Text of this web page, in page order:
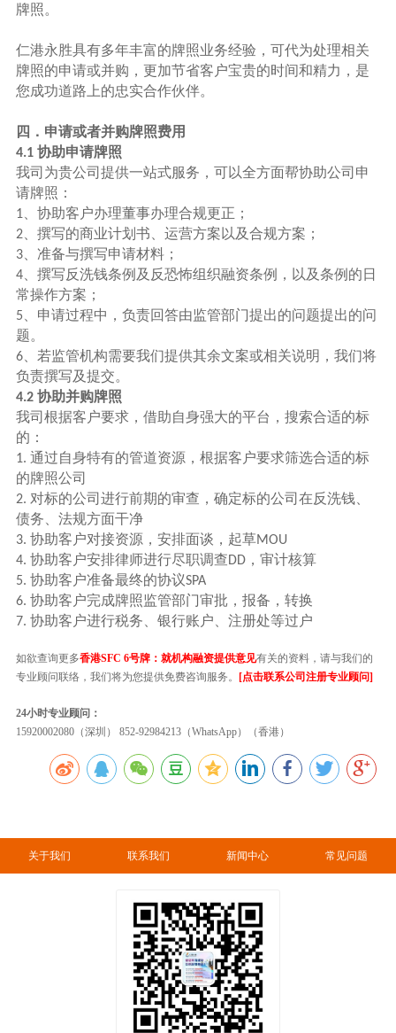
牌照。
仁港永胜具有多年丰富的牌照业务经验，可代为处理相关
牌照的申请或并购，更加节省客户宝贵的时间和精力，是
您成功道路上的忠实合作伙伴。
四．申请或者并购牌照费用
4.1 协助申请牌照
我司为贵公司提供一站式服务，可以全方面帮协助公司申
请牌照：
1 、协助客户办理董事办理合规更正；
2、撰写的商业计划书、运营方案以及合规方案；
3、准备与撰写申请材料；
4、撰写反洗钱条例及反恐怖组织融资条例，以及条例的日
常操作方案；
5 、申请过程中，负责回答由监管部门提出的问题提出的问
题。
6、若监管机构需要我们提供其余文案或相关说明，我们将
负责撰写及提交。
4.2 协助并购牌照
我司根据客户要求，借助自身强大的平台，搜索合适的标
的：
1. 通过自身特有的管道资源，根据客户要求筛选合适的标
的牌照公司
2. 对标的公司进行前期的审查，确定标的公司在反洗钱、
债务、法规方面干净
3. 协助客户对接资源，安排面谈，起草MOU
4. 协助客户安排律师进行尽职调查DD，审计核算
5. 协助客户准备最终的协议SPA
6. 协助客户完成牌照监管部门审批，报备，转换
7. 协助客户进行税务、银行账户、注册处等过户
如欲查询更多香港SFC 6号牌：就机构融资提供意见有关的资料，请与我们的
专业顾问联络，我们将为您提供免费咨询服务。 [点击联系公司注册专业顾问]
24小时专业顾问：
15920002080（深圳） 852-92984213（WhatsApp）（香港）
关于我们 联系我们 新闻中心 常见问题